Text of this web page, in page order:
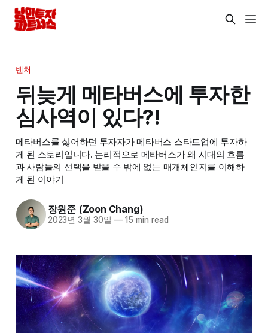
벤처
뒤늦게 메타버스에 투자한
심사역이 있다?!
메타버스를 싫어하던 투자자가 메타버스 스타트업에 투자하
게 된 스토리입니다. 논리적으로 메타버스가 왜 시대의 흐름
과 사람들의 선택을 받을 수 밖에 없는 매개체인지를 이해하
게 된 이야기
장원준 (Zoon Chang)
2023년 3월 30일 —15 min read